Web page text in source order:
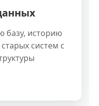
базу, историю
систем с